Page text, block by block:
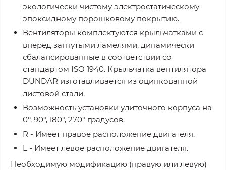
экологически чистому электростатическому
эпоксидному порошковому покрытию.
Вентиляторы комплектуются крыльчатками с
вперед загнутыми ламелями, динамически
сбалансированные в соответствии со
стандартом ISO 1940. Крыльчатка вентилятора
DUNDAR изготавливается из оцинкованной
листовой стали.
Возможность установки улиточного корпуса на
0°, 90°, 180°, 270° градусов.
R - Имеет правое расположение двигателя.
L - Имеет левое расположение двигателя.
Необходимую модификацию (правую или левую)